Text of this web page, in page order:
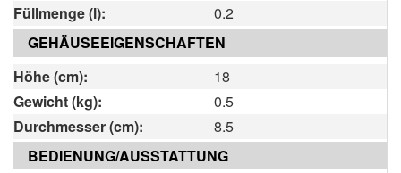
Füllmenge (l):
0.2
GEHÄUSEEIGENSCHAFTEN
Höhe (cm):
18
Gewicht (kg):
0.5
Durchmesser (cm):
8.5
BEDIENUNG/AUSSTATTUNG